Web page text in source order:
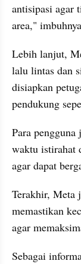
antisipasi agar
area,"
Lebih lanjut,
lalu lintas dan
disiapkan
pendukung
Para
waktu istirahat
agar dapat
Terakhir, Meta
memastikan
agar
Sebagai